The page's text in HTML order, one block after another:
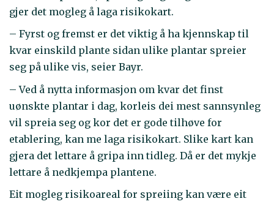
gjer det mogleg å laga risikokart.
– Fyrst og fremst er det viktig å ha kjennskap til
kvar einskild plante sidan ulike plantar spreier
seg på ulike vis, seier Bayr.
– Ved å nytta informasjon om kvar det finst
uønskte plantar i dag, korleis dei mest sannsynleg
vil spreia seg og kor det er gode tilhøve for
etablering, kan me laga risikokart. Slike kart kan
gjera det lettare å gripa inn tidleg. Då er det mykje
lettare å nedkjempa plantene.
Eit mogleg risikoareal for spreiing kan være eit